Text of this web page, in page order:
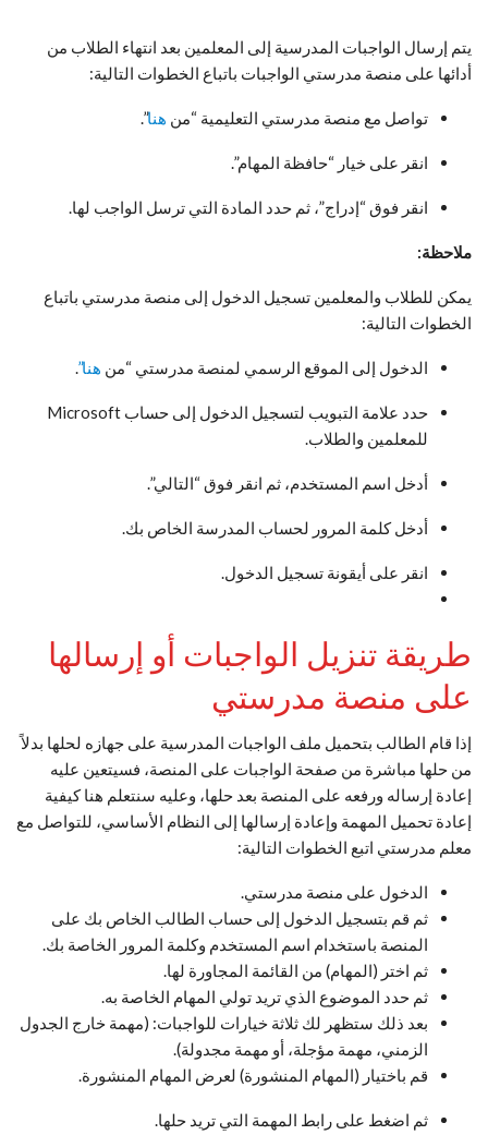
يتم إرسال الواجبات المدرسية إلى المعلمين بعد انتهاء الطلاب من
أدائها على منصة مدرستي الواجبات باتباع الخطوات التالية:
تواصل مع منصة مدرستي التعليمية “من هنا”.
انقر على خيار “حافظة المهام”.
انقر فوق “إدراج”، ثم حدد المادة التي ترسل الواجب لها.
ملاحظة:
يمكن للطلاب والمعلمين تسجيل الدخول إلى منصة مدرستي باتباع
الخطوات التالية:
الدخول إلى الموقع الرسمي لمنصة مدرستي “من هنا”.
حدد علامة التبويب لتسجيل الدخول إلى حساب Microsoft
للمعلمين والطلاب.
أدخل اسم المستخدم، ثم انقر فوق “التالي”.
أدخل كلمة المرور لحساب المدرسة الخاص بك.
انقر على أيقونة تسجيل الدخول.
طريقة تنزيل الواجبات أو إرسالها
على منصة مدرستي
إذا قام الطالب بتحميل ملف الواجبات المدرسية على جهازه لحلها بدلاً
من حلها مباشرة من صفحة الواجبات على المنصة، فسيتعين عليه
إعادة إرساله ورفعه على المنصة بعد حلها، وعليه سنتعلم هنا كيفية
إعادة تحميل المهمة وإعادة إرسالها إلى النظام الأساسي، للتواصل مع
معلم مدرستي اتبع الخطوات التالية:
الدخول على منصة مدرستي.
ثم قم بتسجيل الدخول إلى حساب الطالب الخاص بك على
المنصة باستخدام اسم المستخدم وكلمة المرور الخاصة بك.
ثم اختر (المهام) من القائمة المجاورة لها.
ثم حدد الموضوع الذي تريد تولي المهام الخاصة به.
بعد ذلك ستظهر لك ثلاثة خيارات للواجبات: (مهمة خارج الجدول
الزمني، مهمة مؤجلة، أو مهمة مجدولة).
قم باختيار (المهام المنشورة) لعرض المهام المنشورة.
ثم اضغط على رابط المهمة التي تريد حلها.